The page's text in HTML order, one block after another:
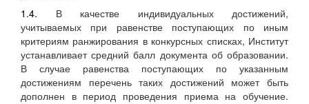
1.4. В качестве индивидуальных достижений,
учитываемых при равенстве поступающих по иным
критериям ранжирования в конкурсных списках, Институт
устанавливает средний балл документа об образовании.
В случае равенства поступающих по указанным
достижениям перечень таких достижений может быть
дополнен в период проведения приема на обучение.